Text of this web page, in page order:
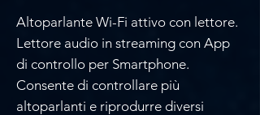
Altoparlante Wi-Fi attivo con lettore.
Lettore audio in streaming con App
di controllo per Smartphone.
Consente di controllare più
altoparlanti e riprodurre diversi